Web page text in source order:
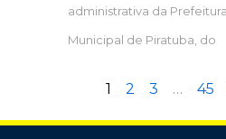
administrativa da Prefeitura
Municipal de Piratuba, do
1 2 3 … 45